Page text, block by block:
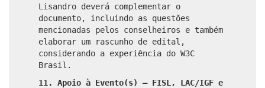
Lisandro deverá complementar o
documento, incluindo as questões
mencionadas pelos conselheiros e também
elaborar um rascunho de edital,
considerando a experiência do W3C
Brasil.
11. Apoio à Evento(s) – FISL, LAC/IGF e